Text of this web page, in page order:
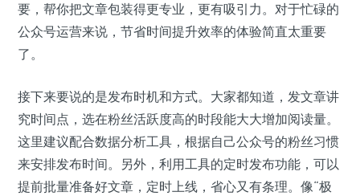
要，帮你把文章包装得更专业，更有吸引力。对于忙碌的
公众号运营来说，节省时间提升效率的体验简直太重要
了。
接下来要说的是发布时机和方式。大家都知道，发文章讲
究时间点，选在粉丝活跃度高的时段能大大增加阅读量。
这里建议配合数据分析工具，根据自己公众号的粉丝习惯
来安排发布时间。另外，利用工具的定时发布功能，可以
提前批量准备好文章，定时上线，省心又有条理。像“极